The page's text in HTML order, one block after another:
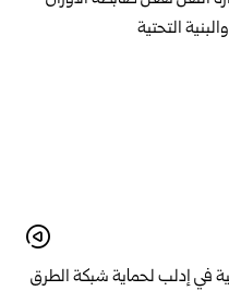
في إدلب لحماية شبكة الطرق